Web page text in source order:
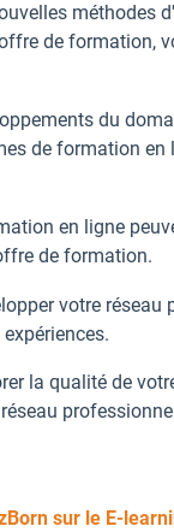
méthodes
de formation,
du
de formation
en ligne
de formation.
votre
la qualité de
sur le E-